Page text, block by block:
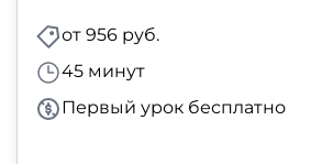
от 956 руб.
45 минут
Первый урок бесплатно